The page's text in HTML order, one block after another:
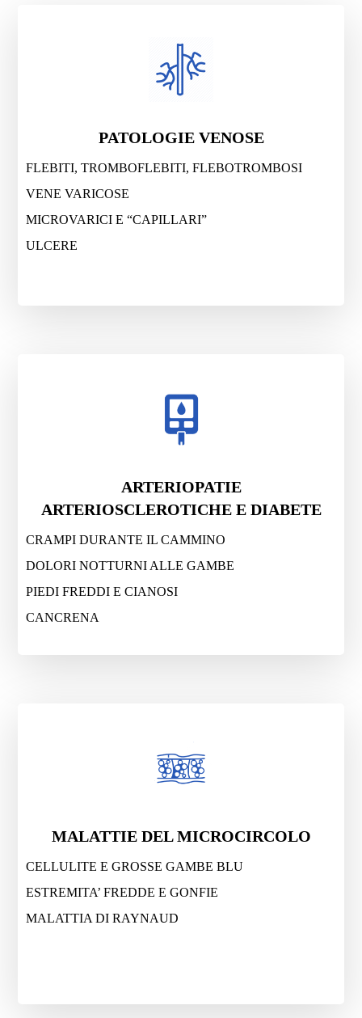
PATOLOGIE VENOSE
FLEBITI, TROMBOFLEBITI, FLEBOTROMBOSI
VENE VARICOSE
MICROVARICI E “CAPILLARI”
ULCERE
ARTERIOPATIE
ARTERIOSCLEROTICHE E DIABETE
CRAMPI DURANTE IL CAMMINO
DOLORI NOTTURNI ALLE GAMBE
PIEDI FREDDI E CIANOSI
CANCRENA
MALATTIE DEL MICROCIRCOLO
CELLULITE E GROSSE GAMBE BLU
ESTREMITA’ FREDDE E GONFIE
MALATTIA DI RAYNAUD